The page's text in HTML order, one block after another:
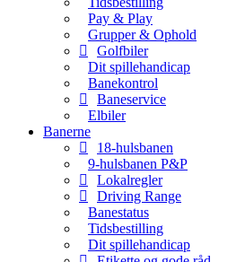
Pay & Play
Grupper & Ophold
Golfbiler
Dit spillehandicap
Banekontrol
Baneservice
Elbiler
Banerne
18-hulsbanen
9-hulsbanen P&P
Lokalregler
Driving Range
Banestatus
Tidsbestilling
Dit spillehandicap